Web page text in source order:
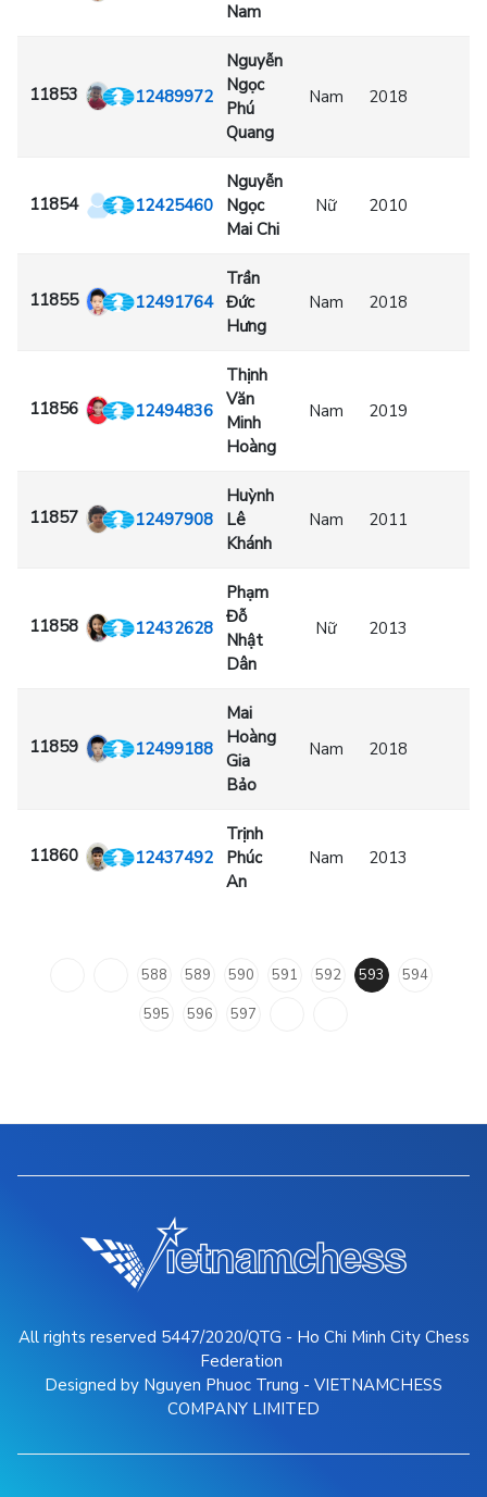
Nam
11853 12489972
Nguyễn
Ngọc
Phú
Quang
Nam 2018
11854 12425460
Nguyễn
Ngọc
Mai Chi
Nữ 2010
11855 12491764
Trần
Đức
Hưng
Nam 2018
11856 12494836
Thịnh
Văn
Minh
Hoàng
Nam 2019
11857 12497908
Huỳnh
Lê
Khánh
Nam 2011
11858 12432628
Phạm
Đỗ
Nhật
Dân
Nữ 2013
11859 12499188
Mai
Hoàng
Gia
Bảo
Nam 2018
11860 12437492
Trịnh
Phúc
An
Nam 2013
588 589 590 591 592 593
594
595
596 597
All rights reserved 5447/2020/QTG - Ho Chi Minh City Chess
Federation
Designed by Nguyen Phuoc Trung - VIETNAMCHESS
COMPANY LIMITED